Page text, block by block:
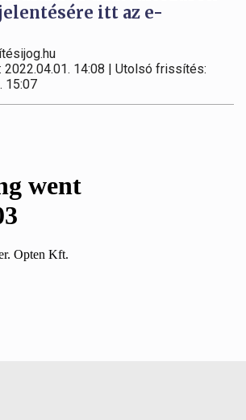
itt az e-
2022.04.01. 14:08 | Utolsó frissítés:
15:07